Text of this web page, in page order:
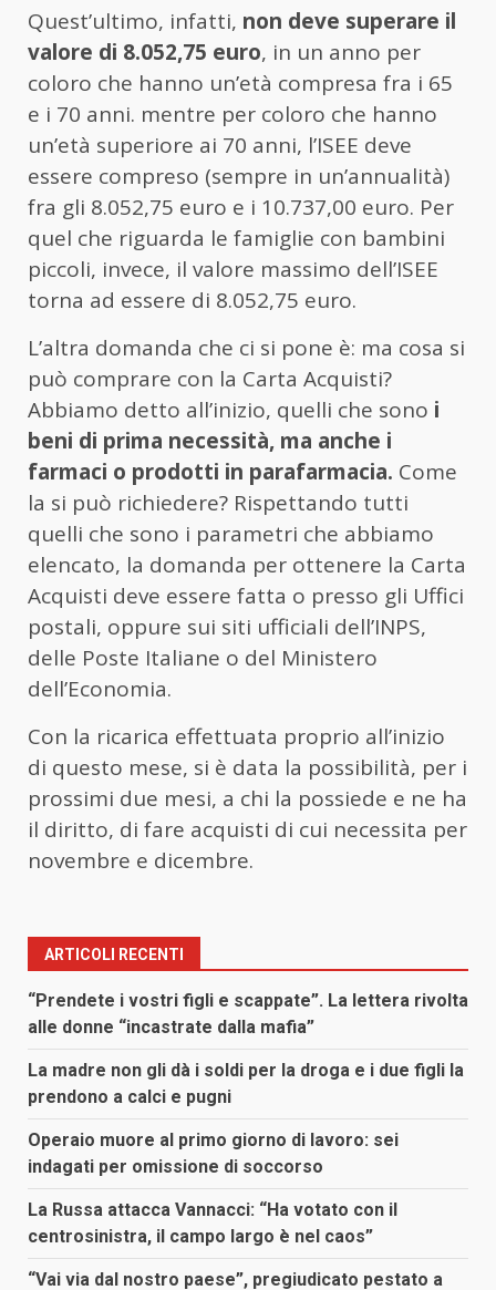
Quest’ultimo, infatti, non deve superare il
valore di 8.052,75 euro, in un anno per
coloro che hanno un’età compresa fra i 65
e i 70 anni. mentre per coloro che hanno
un’età superiore ai 70 anni, l’ISEE deve
essere compreso (sempre in un’annualità)
fra gli 8.052,75 euro e i 10.737,00 euro. Per
quel che riguarda le famiglie con bambini
piccoli, invece, il valore massimo dell’ISEE
torna ad essere di 8.052,75 euro.
L’altra domanda che ci si pone è: ma cosa si
può comprare con la Carta Acquisti?
Abbiamo detto all’inizio, quelli che sono i
beni di prima necessità, ma anche i
farmaci o prodotti in parafarmacia. Come
la si può richiedere? Rispettando tutti
quelli che sono i parametri che abbiamo
elencato, la domanda per ottenere la Carta
Acquisti deve essere fatta o presso gli Uffici
postali, oppure sui siti ufficiali dell’INPS,
delle Poste Italiane o del Ministero
dell’Economia.
Con la ricarica effettuata proprio all’inizio
di questo mese, si è data la possibilità, per i
prossimi due mesi, a chi la possiede e ne ha
il diritto, di fare acquisti di cui necessita per
novembre e dicembre.
ARTICOLI RECENTI
“Prendete i vostri figli e scappate”. La lettera rivolta
alle donne “incastrate dalla mafia”
La madre non gli dà i soldi per la droga e i due figli la
prendono a calci e pugni
Operaio muore al primo giorno di lavoro: sei
indagati per omissione di soccorso
La Russa attacca Vannacci: “Ha votato con il
centrosinistra, il campo largo è nel caos”
“Vai via dal nostro paese”, pregiudicato pestato a